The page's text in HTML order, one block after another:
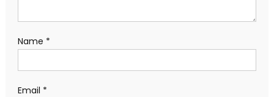
Name *
Email *